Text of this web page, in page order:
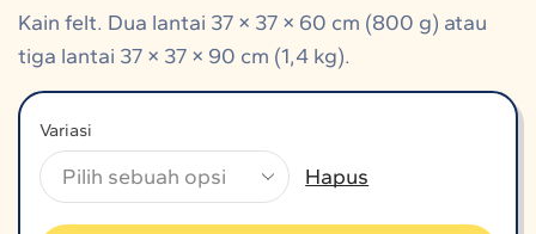
Kain felt. Dua lantai 37 × 37 × 60 cm (800 g) atau
tiga lantai 37 × 37 × 90 cm (1,4 kg).
Variasi
Hapus